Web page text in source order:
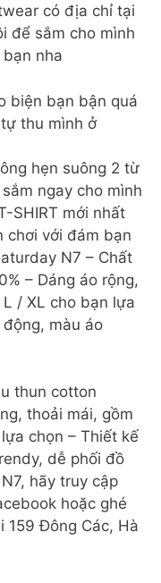
có địa chỉ tại
để sắm cho mình
nha
biện bạn bận quá
thu mình ở
hẹn suông 2 từ
ngay cho mình
SHIRT mới nhất
chơi với đám bạn
N7 – Chất
– Dáng áo rộng,
/ XL cho bạn lựa
màu áo
thun cotton
thoải mái, gồm
chọn – Thiết kế
dễ phối đồ
hãy truy cập
hoặc ghé
159 Đông Các, Hà